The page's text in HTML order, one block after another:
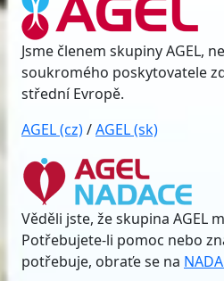
Jsme členem skupiny AGEL,
soukromého poskytovatele
střední Evropě.
AGEL (cz)/AGEL (sk)
Věděli jste, že skupina AGEL
Potřebujete-li pomoc nebo
potřebuje, obraťe se na